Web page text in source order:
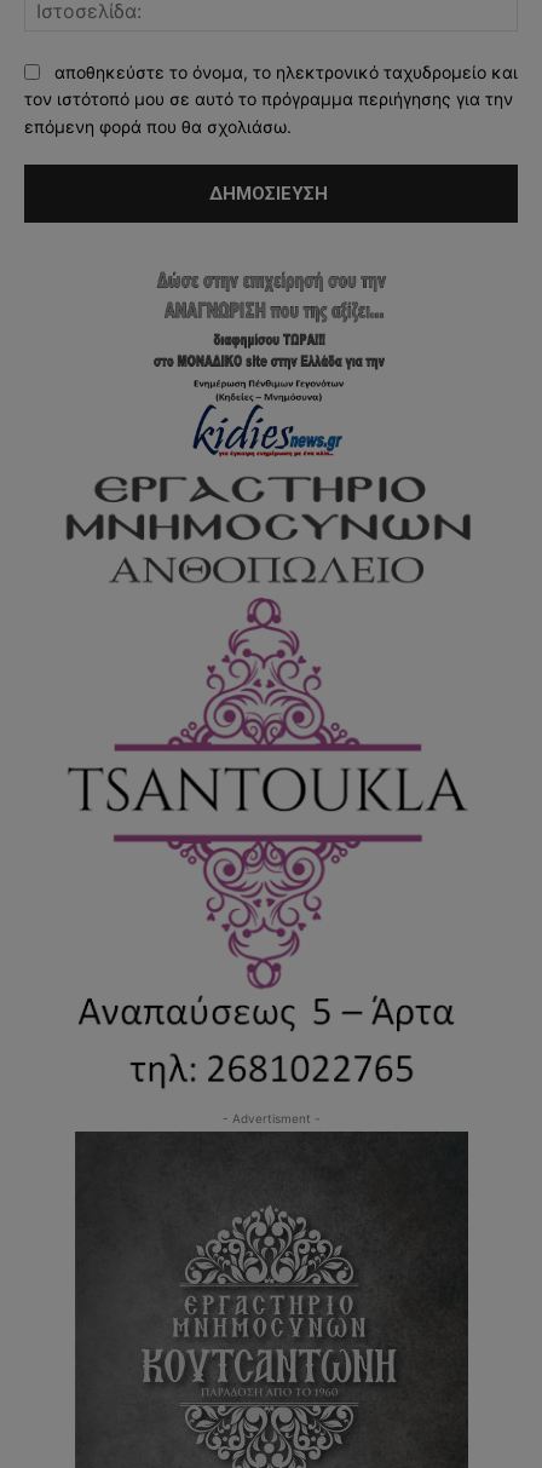
αποθηκεύστε το όνομα, το ηλεκτρονικό ταχυδρομείο και
τον ιστότοπό μου σε αυτό το πρόγραμμα περιήγησης για την
επόμενη φορά που θα σχολιάσω.
- Advertisment -